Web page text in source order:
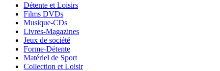
Détente et Loisirs
Films DVDs
Musique-CDs
Livres-Magazines
Jeux de société
Forme-Détente
Matériel de Sport
Collection et Loisir